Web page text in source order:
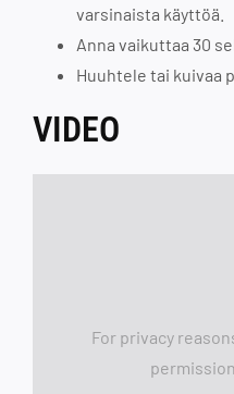
varsinaista käyttöä.
Anna vaikuttaa 30
Huuhtele tai kuivaa
VIDEO
For privacy